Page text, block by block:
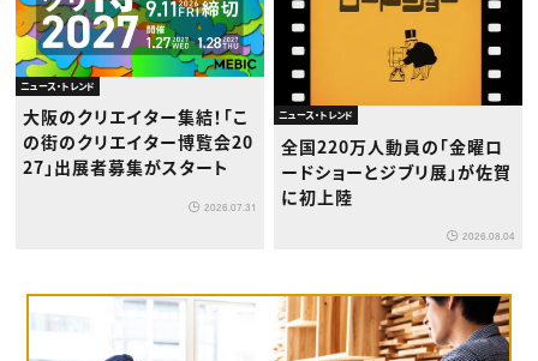
ニュース・トレンド
大阪のクリエイター集結！「こ
の街のクリエイター博覧会20
27」出展者募集がスタート
2026.07.31
ニュース・トレンド
全国220万人動員の「金曜ロ
ードショーとジブリ展」が佐賀
に初上陸
2026.08.04